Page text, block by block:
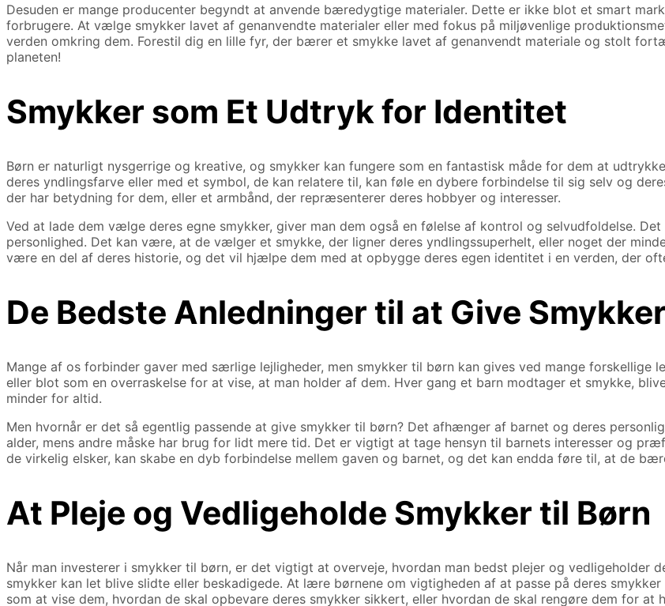
Desuden er mange producenter begyndt at anvende bæredygtige materialer. Dette er ikke blot et smart
forbrugere. At vælge smykker lavet af genanvendte materialer eller med fokus på miljøvenlige
verden omkring dem. Forestil dig en lille fyr, der bærer et smykke lavet af genanvendt materiale og stolt
planeten!
Smykker som Et Udtryk for Identitet
Børn er naturligt nysgerrige og kreative, og smykker kan fungere som en fantastisk måde for dem at
deres yndlingsfarve eller med et symbol, de kan relatere til, kan føle en dybere forbindelse til sig selv og
der har betydning for dem, eller et armbånd, der repræsenterer deres hobbyer og interesser.
Ved at lade dem vælge deres egne smykker, giver man dem også en følelse af kontrol og selvudfoldelse.
personlighed. Det kan være, at de vælger et smykke, der ligner deres yndlingssuperhelt, eller noget der
være en del af deres historie, og det vil hjælpe dem med at opbygge deres egen identitet i en verden, der
De Bedste Anledninger til at Give Smykker
Mange af os forbinder gaver med særlige lejligheder, men smykker til børn kan gives ved mange forskellige
eller blot som en overraskelse for at vise, at man holder af dem. Hver gang et barn modtager et smykke,
minder for altid.
Men hvornår er det så egentlig passende at give smykker til børn? Det afhænger af barnet og deres
alder, mens andre måske har brug for lidt mere tid. Det er vigtigt at tage hensyn til barnets interesser og
de virkelig elsker, kan skabe en dyb forbindelse mellem gaven og barnet, og det kan endda føre til, at de
At Pleje og Vedligeholde Smykker til Børn
Når man investerer i smykker til børn, er det vigtigt at overveje, hvordan man bedst plejer og vedligeholder
smykker kan let blive slidte eller beskadigede. At lære børnene om vigtigheden af at passe på deres
som at vise dem, hvordan de skal opbevare deres smykker sikkert, eller hvordan de skal rengøre dem for at